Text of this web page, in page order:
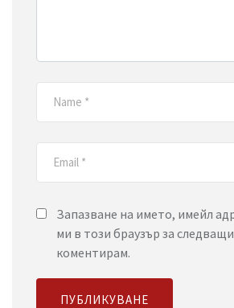
Запазване на името, имейл
ми в този браузър за
коментирам.